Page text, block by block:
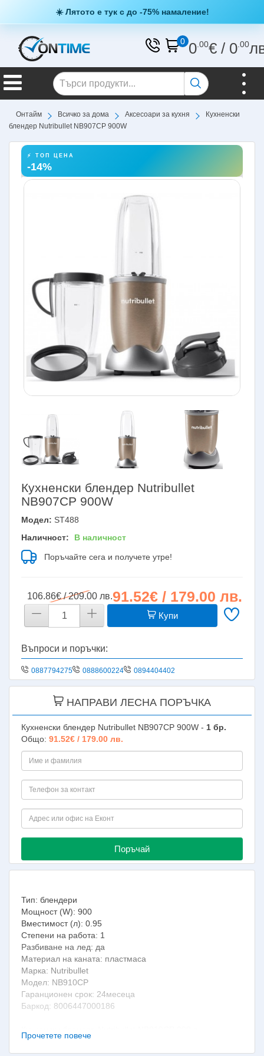
☀️ Лятото е тук с до -75% намаление!
0 0.00€/ 0.00
Онтайм Всичко за дома Аксесоари за кухня
Кухненски
блендер Nutribullet NB907CP 900W
⚡ ТОП ЦЕНА
-14%
Кухненски блендер Nutribullet
NB907CP 900W
Модел: ST488
Наличност:
В наличност
Поръчайте сега и получете утре!
106.86€ / 209.00 лв.91.52€ / 179.00 лв.
Купи
Въпроси и поръчки:
0887794275 0888600224 0894404402
НАПРАВИ ЛЕСНА ПОРЪЧКА
Кухненски блендер Nutribullet NB907CP 900W - 1 бр.
Общо: 91.52€ / 179.00 лв.
Поръчай
Тип: блендери
Мощност (W): 900
Вместимост (л): 0.95
Степени на работа: 1
Разбиване на лед: да
Материал на каната: пластмаса
Марка: Nutribullet
Модел: NB910CP
Гаранциoнен срок: 24месеца
Баркод: 8006447000186
хранителен екстрактор вече с по-мощен мотор 900W.
Прочетете повече